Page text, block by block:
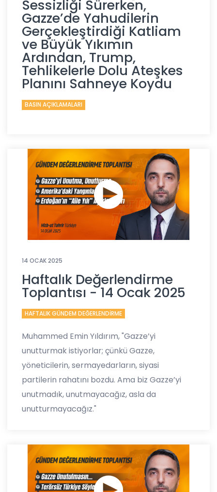
Sessizliği Sürerken,
Gazze’de Yahudilerin
Gerçekleştirdiği Katliam
ve Büyük Yıkımın
Ardından, Trump,
Tehlikelerle Dolu Ateşkes
Planını Sahneye Koydu
BASIN AÇIKLAMALARI
14 OCAK 2025
Haftalık Değerlendirme
Toplantısı - 14 Ocak 2025
HAFTALIK GÜNDEM DEĞERLENDİRME
Muhammed Emin Yıldırım, "Gazze’yi
unutturmak istiyorlar; çünkü Gazze,
yöneticilerin, sermayedarların, siyasi
partilerin rahatını bozdu. Ama biz Gazze’yi
unutmadık, unutmayacağız, asla da
unutturmayacağız."